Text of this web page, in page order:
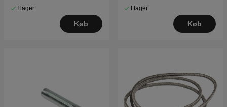
I lager
Køb
I lager
Køb